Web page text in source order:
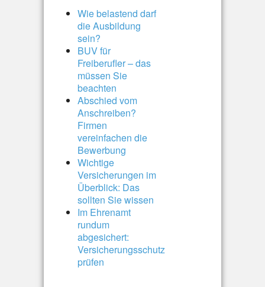
Wie belastend darf
die Ausbildung
sein?
BUV für
Freiberufler – das
müssen Sie
beachten
Abschied vom
Anschreiben?
Firmen
vereinfachen die
Bewerbung
Wichtige
Versicherungen im
Überblick: Das
sollten Sie wissen
Im Ehrenamt
rundum
abgesichert:
Versicherungsschutz
prüfen